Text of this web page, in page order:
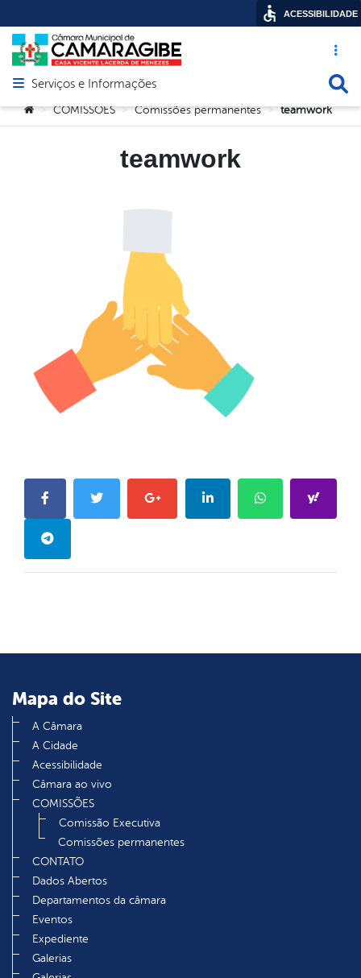
Acesso
Abrir menu principal de navegação
Serviços e Informações
Você está aqui:
> COMISSÕES > Comissões permanentes > teamwork
teamwork
Mapa do Site
A Câmara
A Cidade
Acessibilidade
Câmara ao vivo
COMISSÕES
Comissão Executiva
Comissões permanentes
CONTATO
Dados Abertos
Departamentos da câmara
Eventos
Expediente
Galerias
ACESSIBILIDADE